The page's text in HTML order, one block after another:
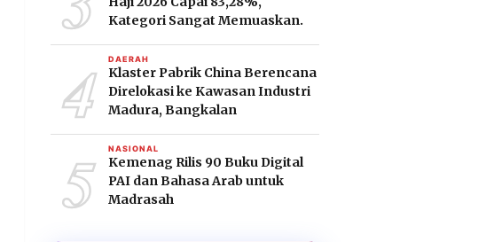
Kategori Sangat Memuaskan.
4 DAERAH
Klaster Pabrik China Berencana
Direlokasi ke Kawasan Industri
Madura, Bangkalan
5 NASIONAL
Kemenag Rilis 90 Buku Digital
PAI dan Bahasa Arab untuk
Madrasah